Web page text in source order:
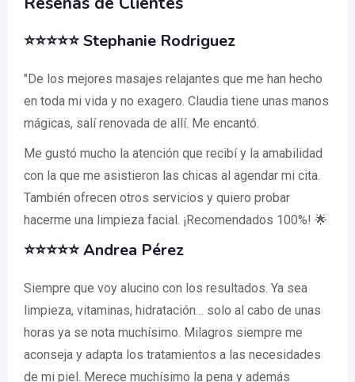
⭐⭐⭐⭐⭐ Stephanie Rodriguez
"De los mejores masajes relajantes que me han hecho
en toda mi vida y no exagero. Claudia tiene unas manos
mágicas, salí renovada de allí. Me encantó.
Me gustó mucho la atención que recibí y la amabilidad
con la que me asistieron las chicas al agendar mi cita.
También ofrecen otros servicios y quiero probar
hacerme una limpieza facial. ¡Recomendados 100%! 🌟
⭐⭐⭐⭐⭐ Andrea Pérez
Siempre que voy alucino con los resultados. Ya sea
limpieza, vitaminas, hidratación… solo al cabo de unas
horas ya se nota muchísimo. Milagros siempre me
aconseja y adapta los tratamientos a las necesidades
de mi piel. Merece muchísimo la pena y además